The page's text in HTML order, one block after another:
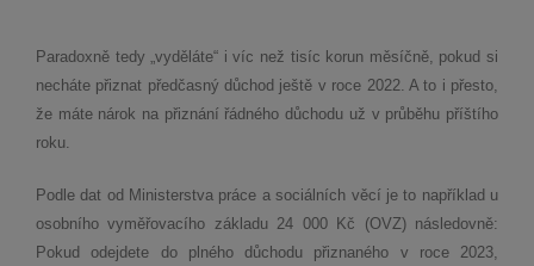
Paradoxně tedy „vyděláte“ i víc než tisíc korun měsíčně, pokud si
necháte přiznat předčasný důchod ještě v roce 2022. A to i přesto,
že máte nárok na přiznání řádného důchodu už v průběhu příštího
roku.
Podle dat od Ministerstva práce a sociálních věcí je to například u
osobního vyměřovacího základu 24 000 Kč (OVZ) následovně:
Pokud odejdete do plného důchodu přiznaného v roce 2023,